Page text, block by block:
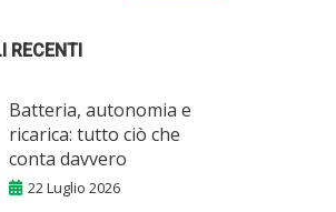
RECENTI
Batteria, autonomia e
ricarica: tutto ciò che
conta davvero
22 Luglio 2026